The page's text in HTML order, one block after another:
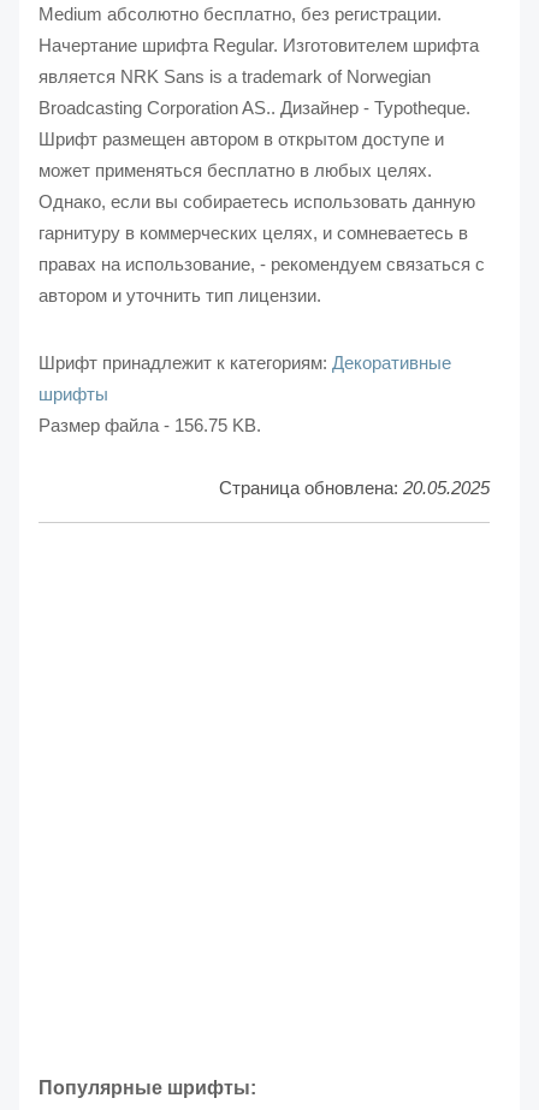
Medium абсолютно бесплатно, без регистрации.
Начертание шрифта Regular. Изготовителем шрифта
является NRK Sans is a trademark of Norwegian
Broadcasting Corporation AS.. Дизайнер - Typotheque.
Шрифт размещен автором в открытом доступе и
может применяться бесплатно в любых целях.
Однако, если вы собираетесь использовать данную
гарнитуру в коммерческих целях, и сомневаетесь в
правах на использование, - рекомендуем связаться с
автором и уточнить тип лицензии.
Шрифт принадлежит к категориям: Декоративные
шрифты
Размер файла - 156.75 KB.
Страница обновлена: 20.05.2025
Популярные шрифты: